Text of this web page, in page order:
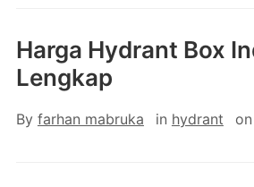
Harga Hydrant Box
Lengkap
By farhan mabruka in hydrant on